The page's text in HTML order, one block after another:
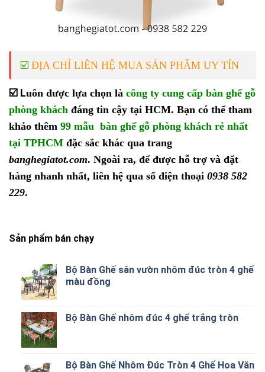
☑️ ĐỊA CHỈ LIÊN HỆ MUA SẢN PHẨM UY TÍN
☑️ Luôn được lựa chọn là công ty cung cấp bàn ghế gỗ
phòng khách đáng tin cậy tại HCM. Bạn có thể tham
khảo thêm 99 mẫu bàn ghế gỗ phòng khách rẻ nhất
tại TPHCM đặc sắc khác qua trang
banghegiatot.com. Ngoài ra, để được hỗ trợ và đặt
hàng nhanh nhất, liên hệ qua số điện thoại 0938 582
229.
Sản phẩm bán chạy
Bộ Bàn Ghế sân vườn nhôm đúc tròn 4 ghế
màu đồng
Bộ Bàn Ghế nhôm đúc 4 ghế trắng tròn
Bộ Bàn Ghế Nhôm Đúc Tròn 4 Ghế Hoa Văn